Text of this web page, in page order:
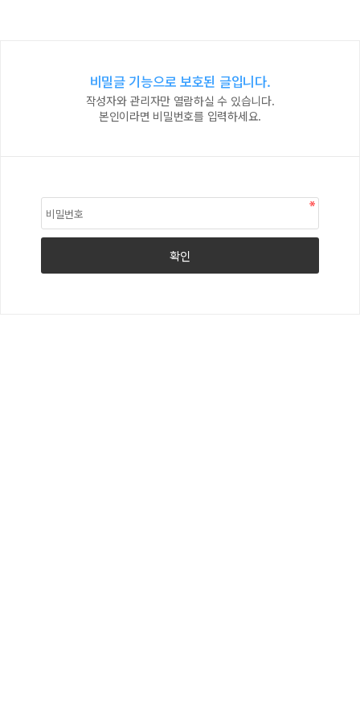
비밀글 기능으로 보호된 글입니다.
작성자와 관리자만 열람하실 수 있습니다.
본인이라면 비밀번호를 입력하세요.